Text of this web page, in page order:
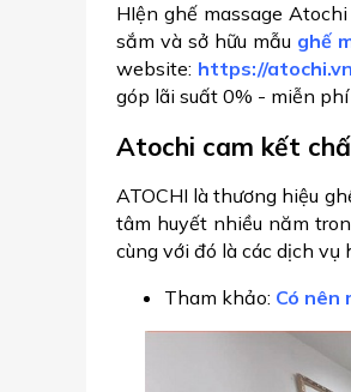
HIện ghế massage
sắm và sở hữu mẫu ghế
website: https://atochi.vn
góp lãi suất 0% - miễn
Atochi cam kết
ATOCHI là thương hiệu
tâm huyết nhiều năm
cùng với đó là các dịch vụ
Tham khảo: Có nên